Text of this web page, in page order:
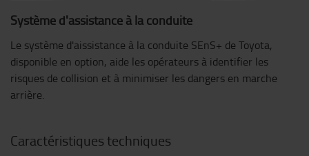
Système d'assistance à la conduite
Le système d'aissistance à la conduite SEnS+ de Toyota,
disponible en option, aide les opérateurs à identifier les
risques de collision et à minimiser les dangers en marche
arrière.
Caractéristiques techniques